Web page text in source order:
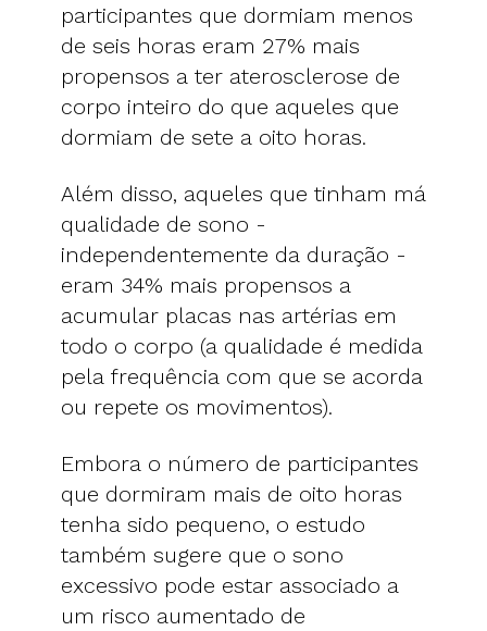
participantes que dormiam menos
de seis horas eram 27% mais
propensos a ter aterosclerose de
corpo inteiro do que aqueles que
dormiam de sete a oito horas.
Além disso, aqueles que tinham má
qualidade de sono -
independentemente da duração -
eram 34% mais propensos a
acumular placas nas artérias em
todo o corpo (a qualidade é medida
pela frequência com que se acorda
ou repete os movimentos).
Embora o número de participantes
que dormiram mais de oito horas
tenha sido pequeno, o estudo
também sugere que o sono
excessivo pode estar associado a
um risco aumentado de